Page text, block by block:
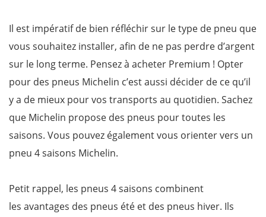
Il est impératif de bien réfléchir sur le type de pneu que
vous souhaitez installer, afin de ne pas perdre d’argent
sur le long terme. Pensez à acheter Premium ! Opter
pour des pneus Michelin c’est aussi décider de ce qu’il
y a de mieux pour vos transports au quotidien. Sachez
que Michelin propose des pneus pour toutes les
saisons. Vous pouvez également vous orienter vers un
pneu 4 saisons Michelin.
Petit rappel, les pneus 4 saisons combinent
les avantages des pneus été et des pneus hiver. Ils